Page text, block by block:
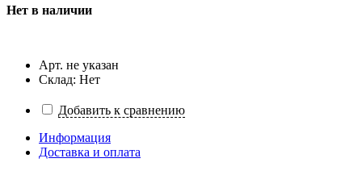
Нет в наличии
Арт. не указан
Склад: Нет
Добавить к сравнению
Информация
Доставка и оплата